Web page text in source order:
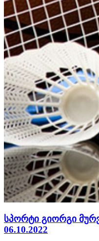
სპორტი გიორგი
06.10.2022